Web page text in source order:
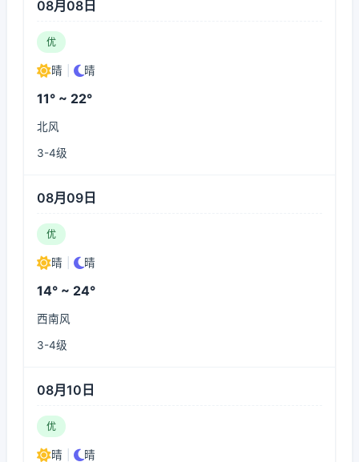
08月08日
优
晴 晴
11° ~ 22°
北风
3-4级
08月09日
优
晴 晴
14° ~ 24°
西南风
3-4级
08月10日
优
晴 晴